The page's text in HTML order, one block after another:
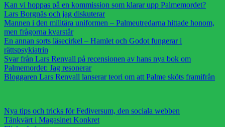
Kan vi hoppas på en kommission som klarar upp Palmemordet?
Lars Borgnäs och jag diskuterar
Mannen i den militära uniformen – Palmeutredarna hittade honom,
men frågorna kvarstår
En annan sorts läsecirkel – Hamlet och Godot fungerar i
rättspsykiatrin
Svar från Lars Renvall på recensionen av hans nya bok om
Palmemordet: Jag resonerar
Bloggaren Lars Renvall lanserar teori om att Palme sköts framifrån
Nya tips och tricks för Fediversum, den sociala webben
Tänkvärt i Magasinet Konkret